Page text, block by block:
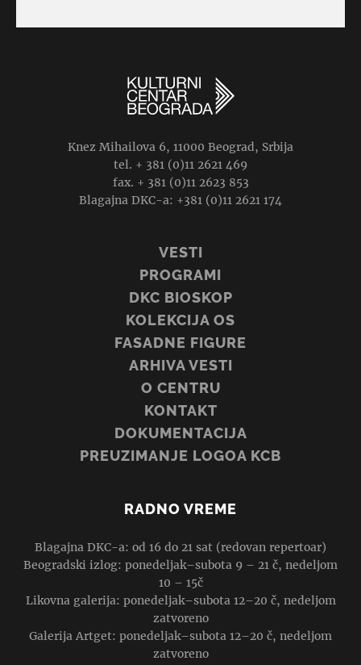
Knez Mihailova 6, 11000 Beograd, Srbija
tel. + 381 (0)11 2621 469
fax. + 381 (0)11 2623 853
Blagajna DKC-a: +381 (0)11 2621 174
VESTI
PROGRAMI
DKC BIOSKOP
KOLEKCIJA OS
FASADNE FIGURE
ARHIVA VESTI
O CENTRU
KONTAKT
DOKUMENTACIJA
PREUZIMANJE LOGOA KCB
RADNO VREME
Blagajna DKC-a: od 16 do 21 sat (redovan repertoar)
Beogradski izlog: ponedeljak–subota 9 – 21 č, nedeljom
10 – 15č
Likovna galerija: ponedeljak–subota 12–20 č, nedeljom
zatvoreno
Galerija Artget: ponedeljak–subota 12–20 č, nedeljom
zatvoreno